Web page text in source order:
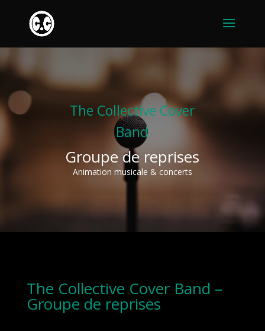
The Collective Cover
Band
Groupe de reprises
Animation musicale & concerts
The Collective Cover Band –
Groupe de reprises